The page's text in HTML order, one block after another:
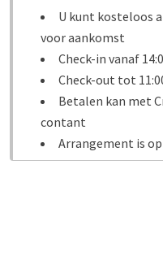
U kunt kosteloos
voor aankomst
Check-in vanaf
Check-out tot
Betalen kan met
contant
Arrangement is